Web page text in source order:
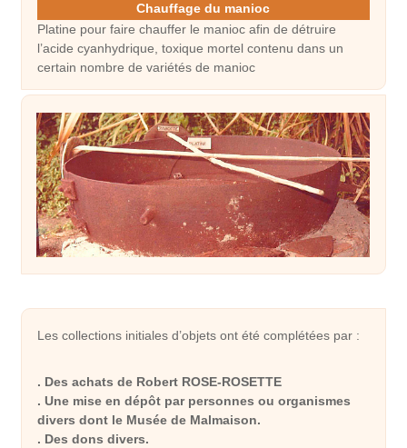
Chauffage du manioc
Platine pour faire chauffer le manioc afin de détruire
l’acide cyanhydrique, toxique mortel contenu dans un
certain nombre de variétés de manioc
Les collections initiales d’objets ont été complétées par :
. Des achats de Robert ROSE-ROSETTE
. Une mise en dépôt par personnes ou organismes
divers dont le Musée de Malmaison.
. Des dons divers.